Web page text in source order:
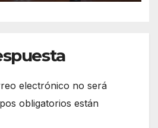
electrónico no será
obligatorios están